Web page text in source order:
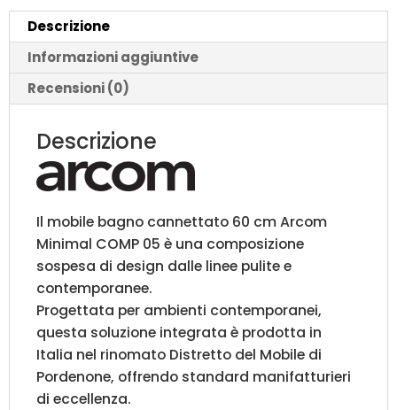
|
COMP
quantità
Descrizione
Informazioni aggiuntive
Recensioni (0)
Descrizione
Il mobile bagno cannettato 60 cm Arcom
Minimal COMP 05 è una composizione
sospesa di design dalle linee pulite e
contemporanee.
Progettata per ambienti contemporanei,
questa soluzione integrata è prodotta in
Italia nel rinomato Distretto del Mobile di
Pordenone, offrendo standard manifatturieri
di eccellenza.